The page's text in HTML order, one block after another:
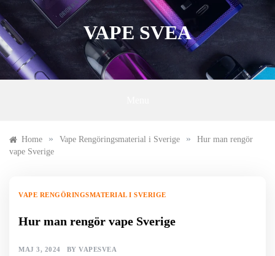
to
content
VAPE SVEA
Home » Vape Rengöringsmaterial i Sverige »
Hur man rengör
vape Sverige
VAPE RENGÖRINGSMATERIAL I SVERIGE
Hur man rengör vape Sverige
MAJ 3, 2024 BY VAPESVEA